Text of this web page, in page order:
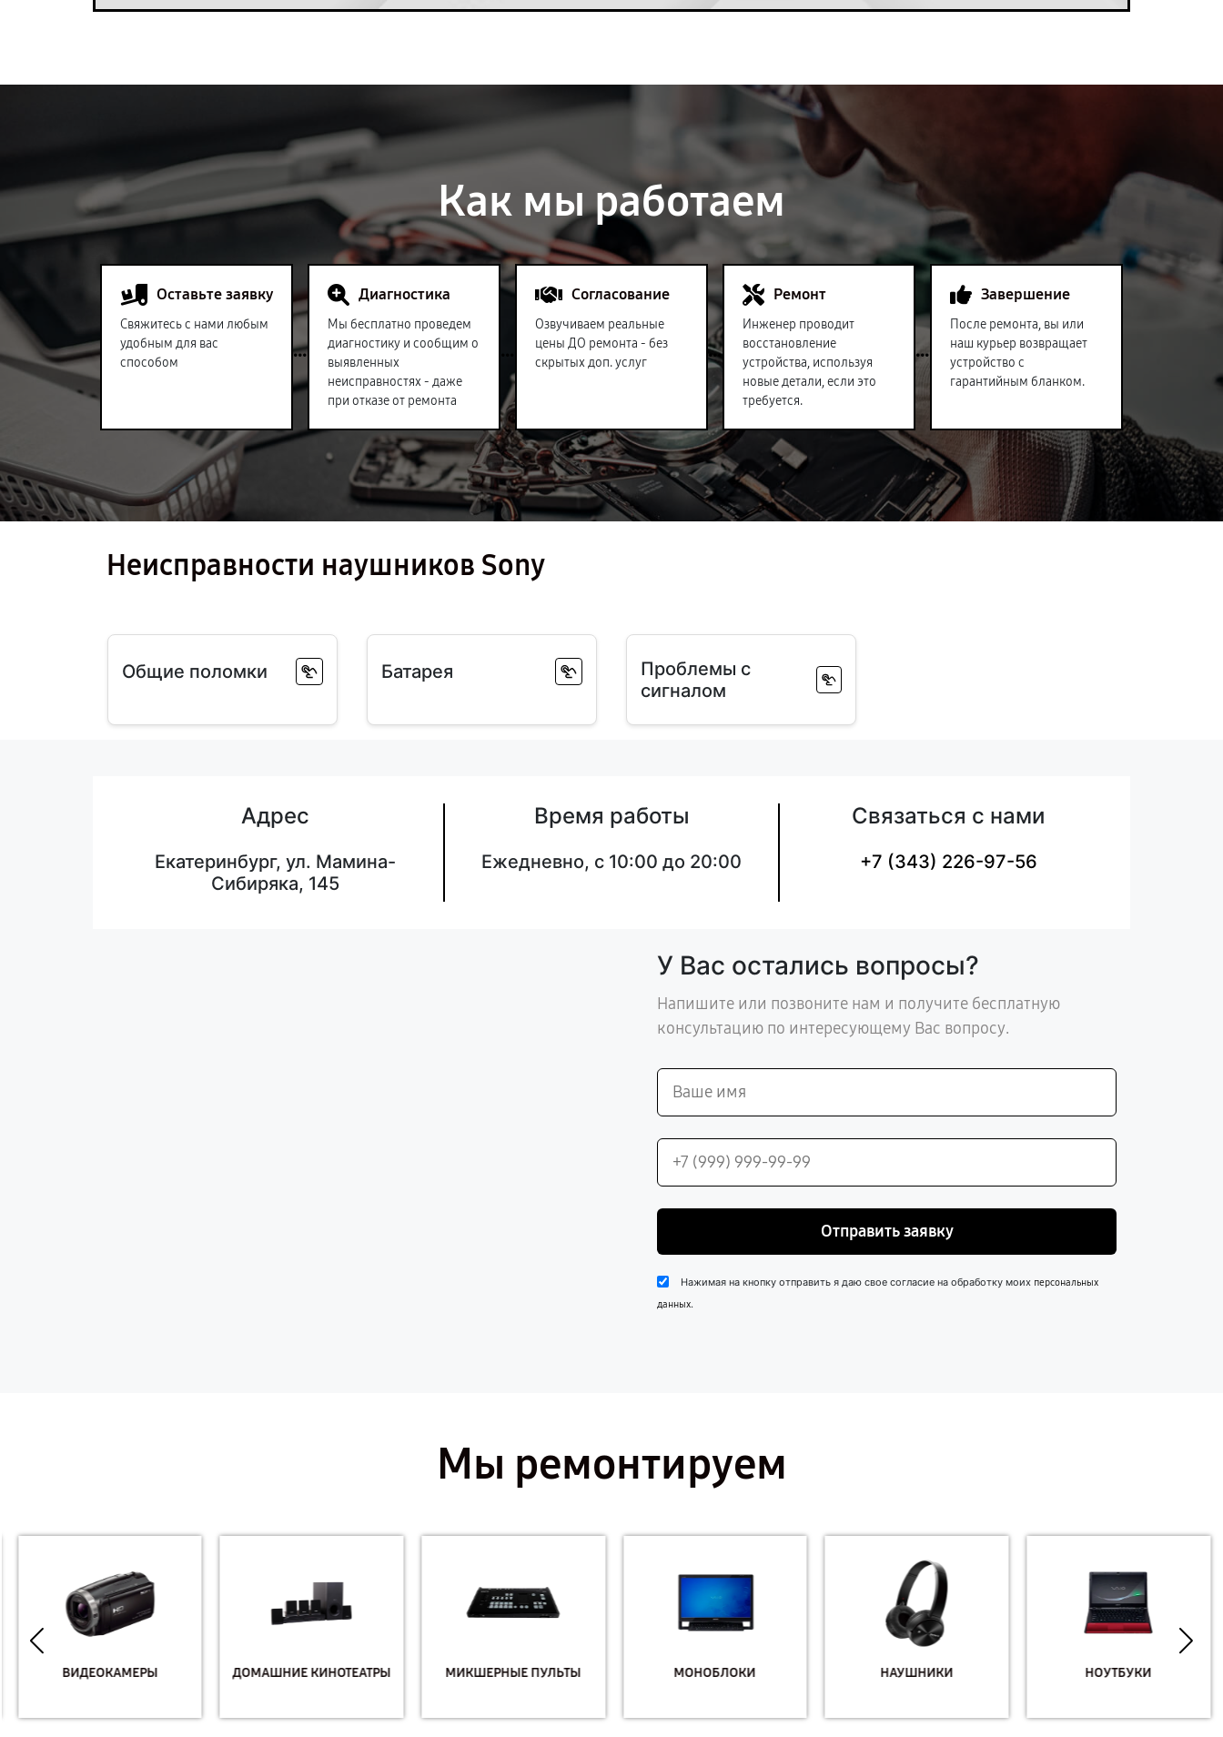
Как мы работаем
Оставьте заявку
Свяжитесь с нами любым
удобным для вас
способом
Диагностика
Мы бесплатно проведем
диагностику и сообщим о
выявленных
неисправностях - даже
при отказе от ремонта
Согласование
Озвучиваем реальные
цены ДО ремонта - без
скрытых доп. услуг
Ремонт
Инженер проводит
восстановление
устройства, используя
новые детали, если это
требуется.
Завершение
После ремонта, вы или
наш курьер возвращает
устройство с
гарантийным бланком.
Неисправности наушников Sony
Общие поломки Батарея
Проблемы с
сигналом
Адрес
Екатеринбург, ул. Мамина-
Сибиряка, 145
Время работы
Ежедневно, с 10:00 до 20:00
Связаться с нами
+7 (343) 226-97-56
У Вас остались вопросы?
Напишите или позвоните нам и получите бесплатную
консультацию по интересующему Вас вопросу.
Отправить заявку
Нажимая на кнопку отправить я даю свое согласие на обработку моих персональных
данных.
Мы ремонтируем
ВИДЕОКАМЕРЫ ДОМАШНИЕ КИНОТЕАТРЫ МИКШЕРНЫЕ ПУЛЬТЫ МОНОБЛОКИ НАУШНИКИ НОУТБУКИ